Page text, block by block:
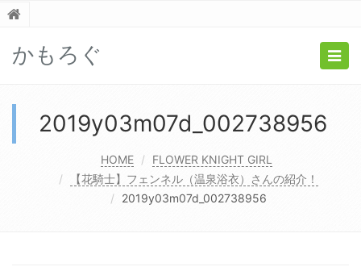
かもろぐ
2019y03m07d_002738956
HOME
FLOWER KNIGHT GIRL
【花騎士】フェンネル（温泉浴衣）さんの紹介！
2019y03m07d_002738956